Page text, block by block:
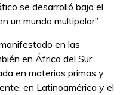
se desarrolló bajo el
un mundo multipolar”.
en las
en África del Sur,
en materias primas y
en Latinoamérica y el